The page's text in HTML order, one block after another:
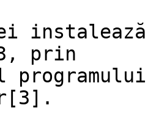
ei
prin